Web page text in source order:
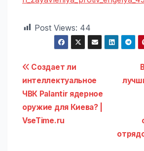
Post Views: 44
Навигация
по
записям
Создает ли
интеллектуальное
ЧВК Palantir ядерное
оружие для Киева? |
VseTime.ru